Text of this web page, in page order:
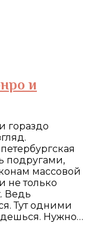
и
гораздо
подругами,
массовой
не только
Ведь
Тут одними
Нужно…